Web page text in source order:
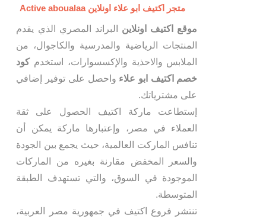
متجر اكتيف ابو علاء اونلاين Active aboualaa
موقع اكتيف اونلاين البراند المصري الذي يقدم
المنتجات الرياضية والمدرسية والكاجوال، من
الملابس والاحذية والإكسسوارات، استخدمكود
خصم اكتيف ابو علاء واحصل على توفير إضافي
على مشترياتك.
إستطاعت ماركة اكتيف الحصول على ثقة
العملاء في مصر، وإعتبارها ماركة يمكن أن
تنافس الماركت العالمية، حيث يجمع بين الجودة
والسعر المخفض مقارنة بغيره من الماركات
الموجودة في السوق، والتي تستهدف الطبقة
المتوسطة.
تنتشر فروع اكتيف في جمهورية مصر العربية،